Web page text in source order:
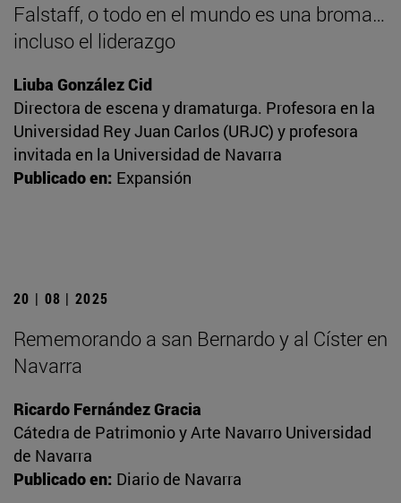
Falstaff, o todo en el mundo es una broma…
incluso el liderazgo
Liuba González Cid
Directora de escena y dramaturga. Profesora en la
Universidad Rey Juan Carlos (URJC) y profesora
invitada en la Universidad de Navarra
Publicado en: Expansión
20 | 08 | 2025
Rememorando a san Bernardo y al Císter en
Navarra
Ricardo Fernández Gracia
Cátedra de Patrimonio y Arte Navarro Universidad
de Navarra
Publicado en: Diario de Navarra